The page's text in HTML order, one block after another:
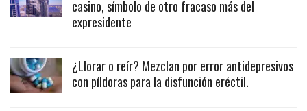
casino, símbolo de otro fracaso más del
expresidente
¿Llorar o reír? Mezclan por error antidepresivos
con píldoras para la disfunción eréctil.